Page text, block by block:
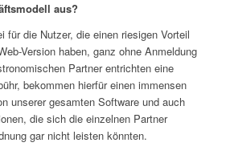
aus?
für die Nutzer, die einen riesigen Vorteil
Version haben, ganz ohne Anmeldung
Partner entrichten eine
bekommen hierfür einen immensen
unserer gesamten Software und auch
die sich die einzelnen Partner
gar nicht leisten könnten.